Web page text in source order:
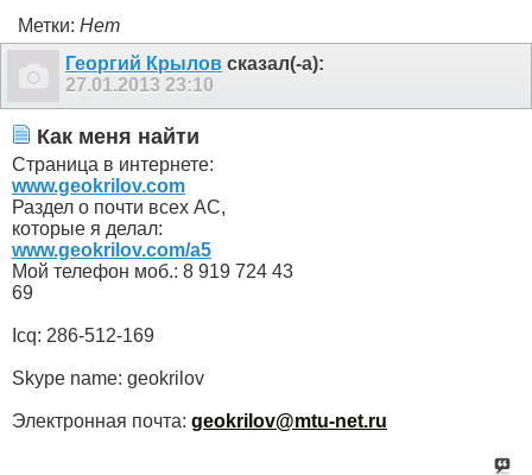
Метки: Нет
Георгий Крылов сказал(-а):
27.01.2013 23:10
Как меня найти
Страница в интернете:
www.geokrilov.com
Раздел о почти всех АС,
которые я делал:
www.geokrilov.com/a5
Мой телефон моб.: 8 919 724 43
69
Icq: 286-512-169
Skype name: geokrilov
Электронная почта: geokrilov@mtu-net.ru